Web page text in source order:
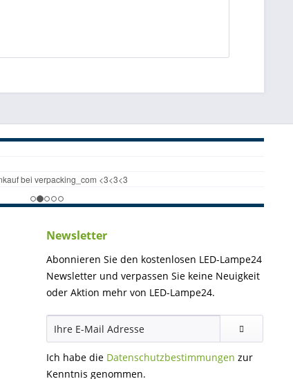
Newsletter
Abonnieren Sie den kostenlosen LED-Lampe24
Newsletter und verpassen Sie keine Neuigkeit
oder Aktion mehr von LED-Lampe24.
Ich habe die Datenschutzbestimmungen zur
Kenntnis genommen.